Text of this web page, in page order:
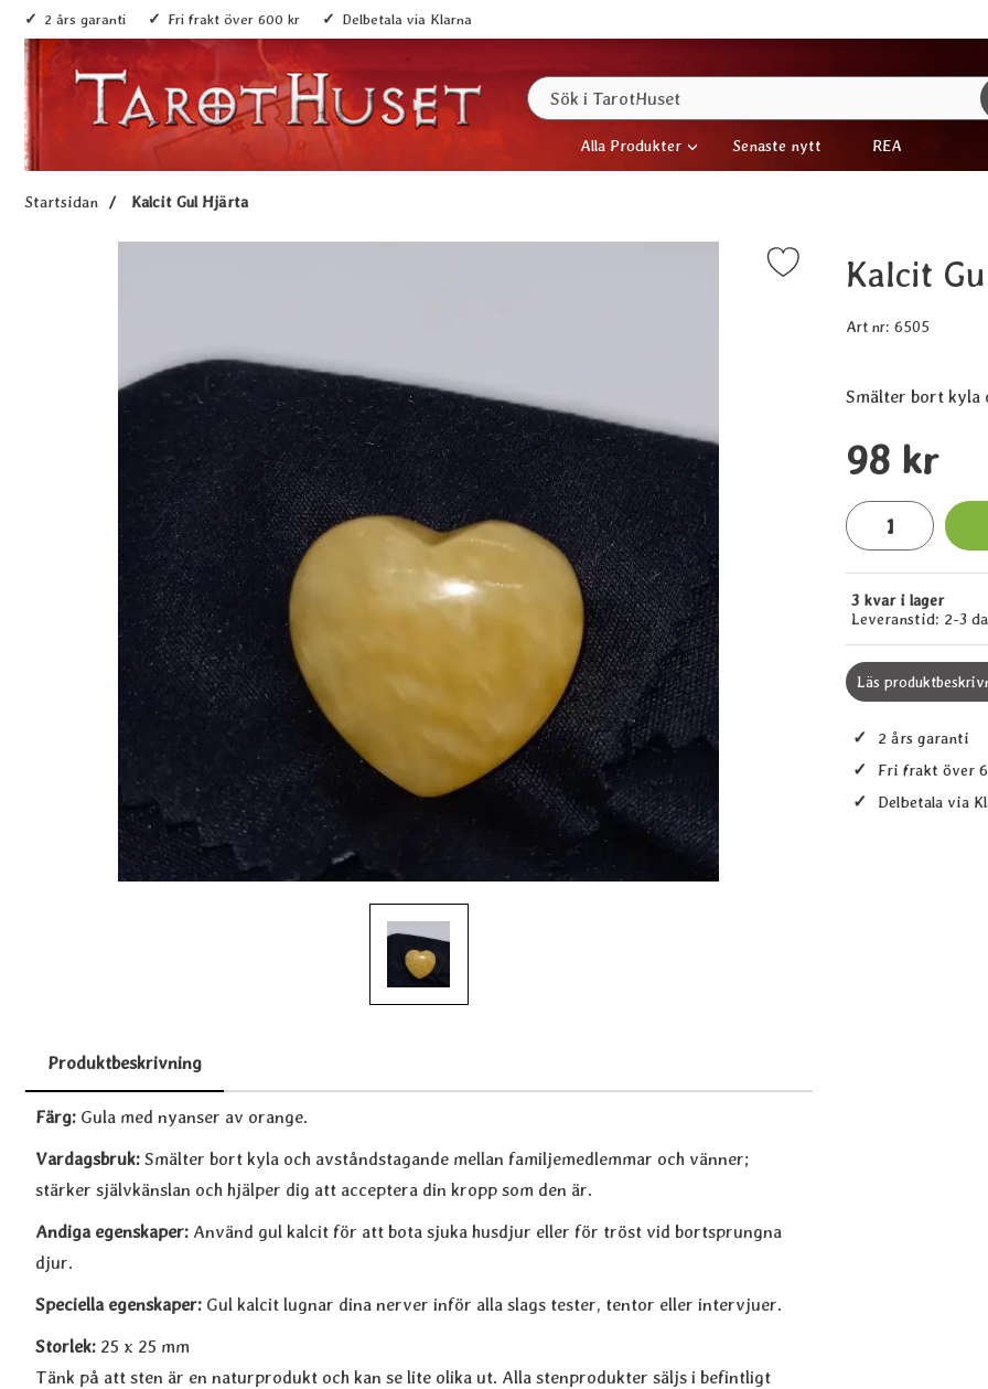
2 års garanti Fri frakt över 600 kr Delbetala via Klarna
Sök
Alla Produkter Senaste nytt REA
Startsidan Kalcit Gul Hjärta
Markera kalcit Gul Hjärta som favorit
Kalcit
Art nr: 6505
Smälter bort kyla
pris
98 kr
antal
Tillgänglighet:
3 kvar i lager
Leveranstid: 2-3
Läs
✓ 2 års garanti
✓ Fri frakt över
✓ Delbetala via
Produktbeskrivning
Produktbeskrivning
Färg: Gula med nyanser av orange.
Vardagsbruk: Smälter bort kyla och avståndstagande mellan familjemedlemmar och vänner;
stärker självkänslan och hjälper dig att acceptera din kropp som den är.
Andiga egenskaper: Använd gul kalcit för att bota sjuka husdjur eller för tröst vid bortsprungna
djur.
Speciella egenskaper: Gul kalcit lugnar dina nerver inför alla slags tester, tentor eller intervjuer.
Storlek: 25 x 25 mm
Tänk på att sten är en naturprodukt och kan se lite olika ut. Alla stenprodukter säljs i befintligt